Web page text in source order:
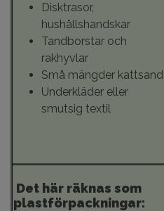
Disktrasor,
hushållshandskar
Tandborstar och
rakhyvlar
Små mängder kattsand
Underkläder eller
smutsig textil
Det här räknas som
plastförpackningar: